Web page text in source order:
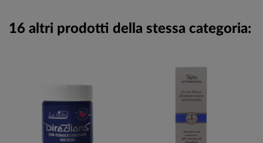
16 altri prodotti della stessa categoria: